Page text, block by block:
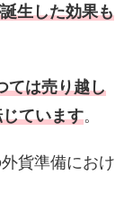
生した効果も
は売り越し
ています。
貨準備におけ